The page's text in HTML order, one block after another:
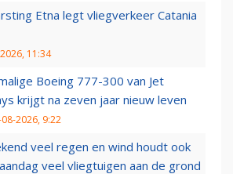
Etna legt vliegverkeer Catania
11:34
Boeing 777-300 van Jet
krijgt na zeven jaar nieuw leven
2026, 9:22
veel regen en wind houdt ook
veel vliegtuigen aan de grond